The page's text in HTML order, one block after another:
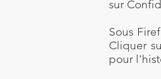
sur
Sous
Cliquer
pour